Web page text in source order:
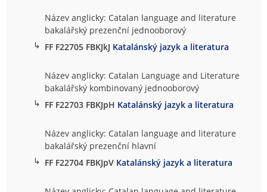
Název anglicky: Catalan language and literature
bakalářský prezenční jednooborový
↳ FF F22705 FBKJkJ Katalánský jazyk a literatura
Název anglicky: Catalan Language and Literature
bakalářský kombinovaný jednooborový
↳ FF F22703 FBKJpH Katalánský jazyk a literatura
Název anglicky: Catalan language and literature
bakalářský prezenční hlavní
↳ FF F22704 FBKJpV Katalánský jazyk a literatura